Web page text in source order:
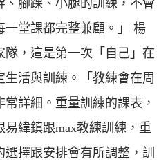
腳踝、小腿的訓練，不會
一堂課都完整兼顧。」 楊
，這是第一次「自己」在
活與訓練。「教練會在周
詳細。重量訓練的課表，
緯鎮跟max教練訓練，重
擇跟安排會有所調整，訓